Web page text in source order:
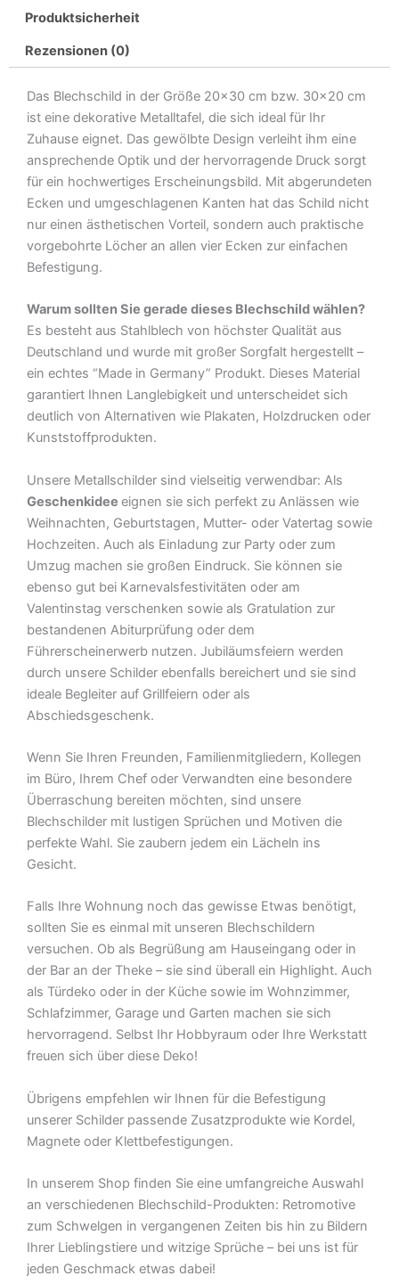
dich
im
Metall
Deko
Blechschild
Menge
Produktsicherheit
Rezensionen (0)
Das Blechschild in der Größe 20×30 cm bzw. 30×20 cm
ist eine dekorative Metalltafel, die sich ideal für Ihr
Zuhause eignet. Das gewölbte Design verleiht ihm eine
ansprechende Optik und der hervorragende Druck sorgt
für ein hochwertiges Erscheinungsbild. Mit abgerundeten
Ecken und umgeschlagenen Kanten hat das Schild nicht
nur einen ästhetischen Vorteil, sondern auch praktische
vorgebohrte Löcher an allen vier Ecken zur einfachen
Befestigung.
Warum sollten Sie gerade dieses Blechschild wählen?
Es besteht aus Stahlblech von höchster Qualität aus
Deutschland und wurde mit großer Sorgfalt hergestellt –
ein echtes “Made in Germany” Produkt. Dieses Material
garantiert Ihnen Langlebigkeit und unterscheidet sich
deutlich von Alternativen wie Plakaten, Holzdrucken oder
Kunststoffprodukten.
Unsere Metallschilder sind vielseitig verwendbar: Als
Geschenkidee eignen sie sich perfekt zu Anlässen wie
Weihnachten, Geburtstagen, Mutter- oder Vatertag sowie
Hochzeiten. Auch als Einladung zur Party oder zum
Umzug machen sie großen Eindruck. Sie können sie
ebenso gut bei Karnevalsfestivitäten oder am
Valentinstag verschenken sowie als Gratulation zur
bestandenen Abiturprüfung oder dem
Führerscheinerwerb nutzen. Jubiläumsfeiern werden
durch unsere Schilder ebenfalls bereichert und sie sind
ideale Begleiter auf Grillfeiern oder als
Abschiedsgeschenk.
Wenn Sie Ihren Freunden, Familienmitgliedern, Kollegen
im Büro, Ihrem Chef oder Verwandten eine besondere
Überraschung bereiten möchten, sind unsere
Blechschilder mit lustigen Sprüchen und Motiven die
perfekte Wahl. Sie zaubern jedem ein Lächeln ins
Gesicht.
Falls Ihre Wohnung noch das gewisse Etwas benötigt,
sollten Sie es einmal mit unseren Blechschildern
versuchen. Ob als Begrüßung am Hauseingang oder in
der Bar an der Theke – sie sind überall ein Highlight. Auch
als Türdeko oder in der Küche sowie im Wohnzimmer,
Schlafzimmer, Garage und Garten machen sie sich
hervorragend. Selbst Ihr Hobbyraum oder Ihre Werkstatt
freuen sich über diese Deko!
Übrigens empfehlen wir Ihnen für die Befestigung
unserer Schilder passende Zusatzprodukte wie Kordel,
Magnete oder Klettbefestigungen.
In unserem Shop finden Sie eine umfangreiche Auswahl
an verschiedenen Blechschild-Produkten: Retromotive
zum Schwelgen in vergangenen Zeiten bis hin zu Bildern
Ihrer Lieblingstiere und witzige Sprüche – bei uns ist für
jeden Geschmack etwas dabei!